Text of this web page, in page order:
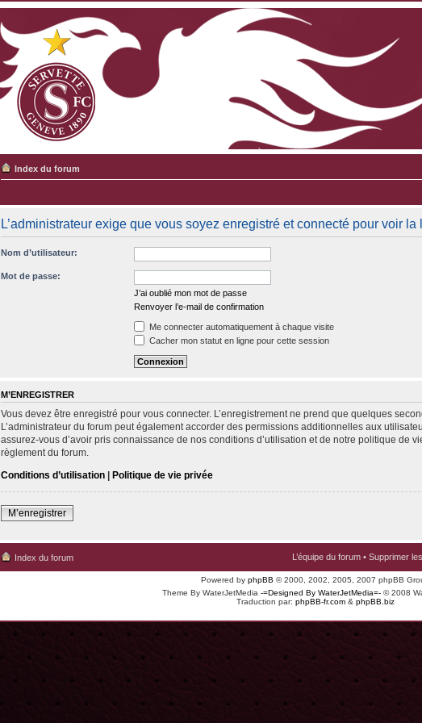
Index du forum
L’administrateur exige que vous soyez enregistré et connecté pour voir la
Nom d’utilisateur:
Mot de passe:
J’ai oublié mon mot de passe
Renvoyer l’e-mail de confirmation
Me connecter automatiquement à chaque visite
Cacher mon statut en ligne pour cette session
M’ENREGISTRER
Vous devez être enregistré pour vous connecter. L’enregistrement ne prend que quelques
L’administrateur du forum peut également accorder des permissions additionnelles aux
assurez-vous d’avoir pris connaissance de nos conditions d’utilisation et de notre politique de
règlement du forum.
Conditions d’utilisation | Politique de vie privée
M’enregistrer
Index du forum L’équipe du forum • Supprimer
Powered by phpBB © 2000, 2002, 2005, 2007 phpBB
Theme By WaterJetMedia -=Designed By WaterJetMedia=- © 2008
Traduction par: phpBB-fr.com & phpBB.biz